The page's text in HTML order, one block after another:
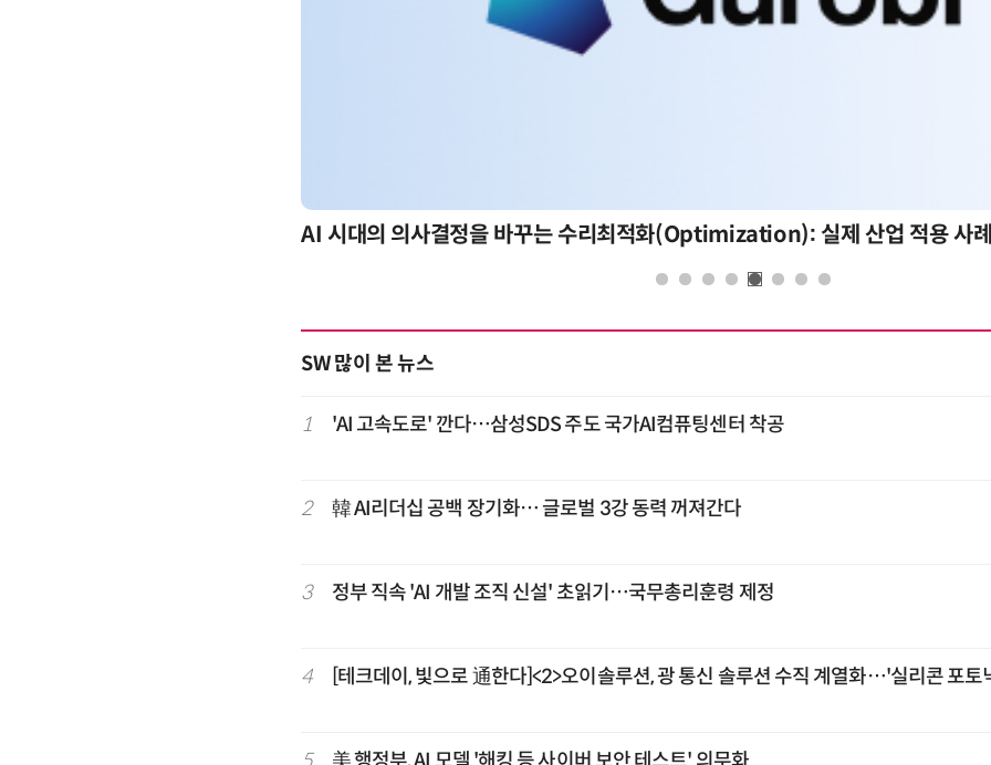
AI 시대의 의사결정을 바꾸는 수리최적화(Optimization): 실제 산업 적용 사
SW 많이 본 뉴스
1 'AI 고속도로' 깐다…삼성SDS 주도 국가AI컴퓨팅센터 착공
2 韓 AI리더십 공백 장기화… 글로벌 3강 동력 꺼져간다
3 정부 직속 'AI 개발 조직 신설' 초읽기…국무총리훈령 제정
4 [테크데이, 빛으로 通한다]<2>오이솔루션, 광 통신 솔루션 수직 계열화…'실리콘 포